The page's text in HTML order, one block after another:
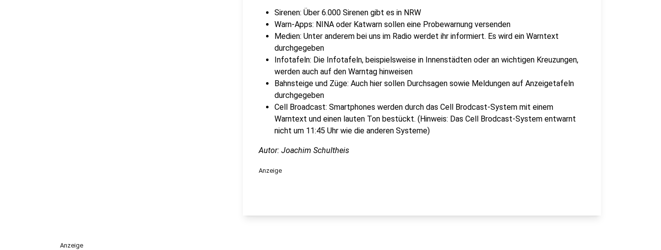
Sirenen: Über 6.000 Sirenen gibt es in NRW
Warn-Apps: NINA oder Katwarn sollen eine Probewarnung versenden
Medien: Unter anderem bei uns im Radio werdet ihr informiert. Es wird ein Warntext
durchgegeben
Infotafeln: Die Infotafeln, beispielsweise in Innenstädten oder an wichtigen Kreuzungen,
werden auch auf den Warntag hinweisen
Bahnsteige und Züge: Auch hier sollen Durchsagen sowie Meldungen auf Anzeigetafeln
durchgegeben
Cell Broadcast: Smartphones werden durch das Cell Brodcast-System mit einem
Warntext und einen lauten Ton bestückt. (Hinweis: Das Cell Brodcast-System entwarnt
nicht um 11:45 Uhr wie die anderen Systeme)
Autor: Joachim Schultheis
Anzeige
Anzeige